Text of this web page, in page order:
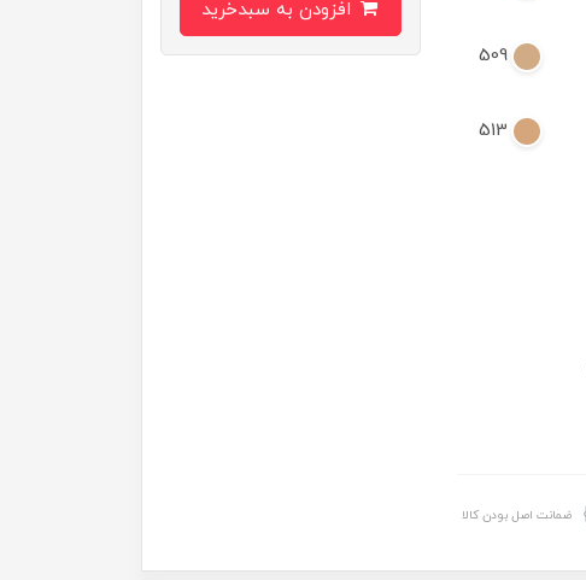
509
513
ضمانت اصل بودن کالا